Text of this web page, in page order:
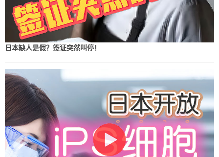
日本缺人是假？签证突然叫停！